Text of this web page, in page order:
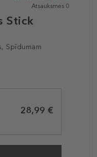
Stick
Spīdumam
0
no
0
Atsauksmes 0
28,99 €